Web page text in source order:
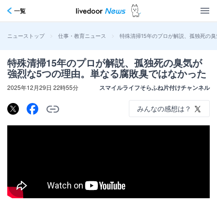
一覧
ニューストップ > 仕事・教育ニュース > 特殊清掃15年のプロが解説、孤独死の
特殊清掃15年のプロが解説、孤独死の臭気が
強烈な5つの理由。単なる腐敗臭ではなかった
2025年12月29日 22時55分 スマイルライフそらふね片付けチャンネル
みんなの感想は？